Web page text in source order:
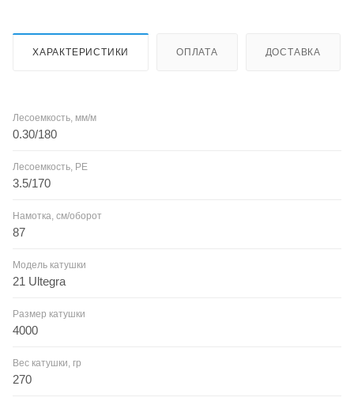
ХАРАКТЕРИСТИКИ ОПЛАТА ДОСТАВКА
Лесоемкость, мм/м
0.30/180
Лесоемкость, PE
3.5/170
Намотка, см/оборот
87
Модель катушки
21 Ultegra
Размер катушки
4000
Вес катушки, гр
270